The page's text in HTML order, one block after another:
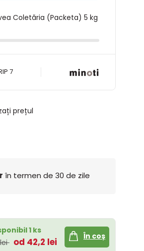
Coletăria (Packeta) 5 kg
7
prețul
în termen de 30 de zile
1 ks
od 42,2 lei
În coș